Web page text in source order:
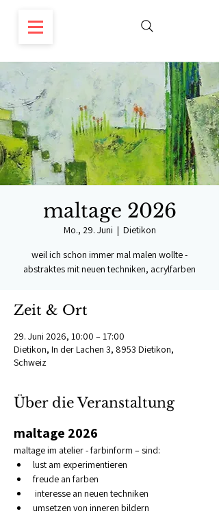
maltage 2026
Mo., 29. Juni
  |
Dietikon
weil ich schon immer mal malen wollte -
abstraktes mit neuen techniken, acrylfarben
Zeit & Ort
29. Juni 2026, 10:00 – 17:00
Dietikon, In der Lachen 3, 8953 Dietikon,
Schweiz
Über die Veranstaltung
maltage 2026
maltage im atelier - farbinform – sind:
lust am experimentieren
freude an farben
interesse an neuen techniken
umsetzen von inneren bildern